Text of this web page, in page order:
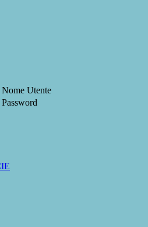
Nome Utente
Password